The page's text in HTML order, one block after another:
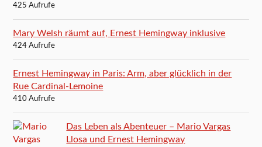
425 Aufrufe
Mary Welsh räumt auf, Ernest Hemingway inklusive
424 Aufrufe
Ernest Hemingway in Paris: Arm, aber glücklich in der
Rue Cardinal-Lemoine
410 Aufrufe
Das Leben als Abenteuer – Mario Vargas
Llosa und Ernest Hemingway